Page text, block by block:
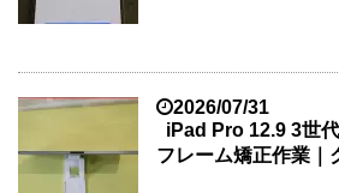
2026/07/31
iPad Pro 12.9 3世
フレーム矯正作業｜